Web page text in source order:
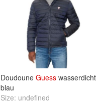
Doudoune Guess wasserdicht
blau
Size: undefined